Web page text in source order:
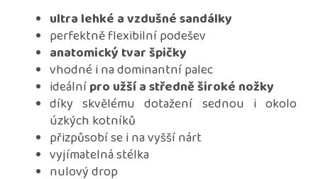
ultra lehké a vzdušné sandálky
perfektně flexibilní podešev
anatomický tvar špičky
vhodné i na dominantní palec
ideálnípro užší a středně široké nožky
díky skvělému dotažení sednou i okolo
úzkých kotníků
přizpůsobí se i na vyšší nárt
vyjímatelná stélka
nulový drop